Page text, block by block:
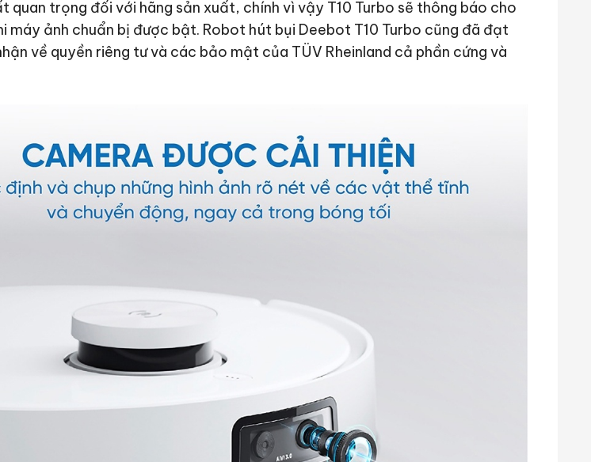
quan trọng đối với hãng sản xuất, chính vì vậy T10 Turbo sẽ thông báo cho
máy ảnh chuẩn bị được bật. Robot hút bụi Deebot T10 Turbo cũng đã đạt
về quyền riêng tư và các bảo mật của TÜV Rheinland cả phần cứng và